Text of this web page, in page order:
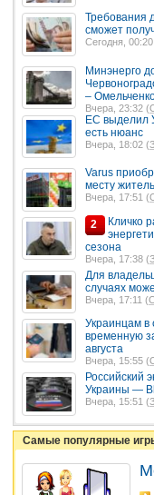
Требования
сможет
Сегодня,
Минэнерго
–
Вчера, 23:32 (
ЕС выделил
есть нюанс
Вчера, 18:02 (
Varus
месту
Вчера, 17:51 (
2
Кличко
сезона
Вчера, 17:38 (
Для
случаях
Вчера, 17:11 (
Украинцам в
временную
августа
Вчера, 15:55 (
Российский
Украины —
Вчера, 15:51 (
Самые популярные